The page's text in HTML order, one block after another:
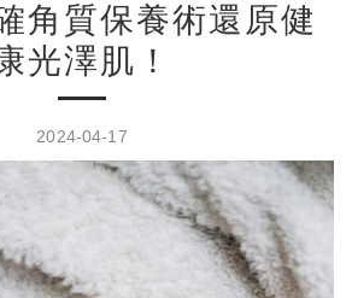
角質保養術還原健
光澤肌！
2024-04-17